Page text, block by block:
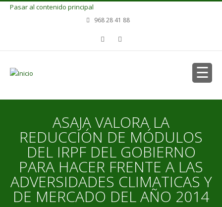
Pasar al contenido principal
968 28 41 88
ASAJA VALORA LA
REDUCCIÓN DE MÓDULOS
DEL IRPF DEL GOBIERNO
PARA HACER FRENTE A LAS
ADVERSIDADES CLIMATICAS Y
DE MERCADO DEL AÑO 2014